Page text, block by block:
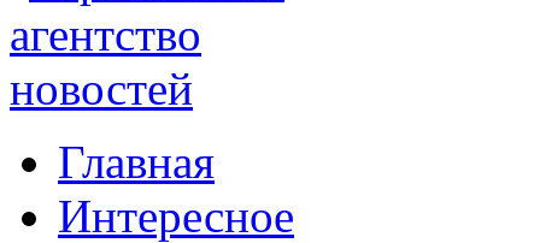
Главная
Интересное